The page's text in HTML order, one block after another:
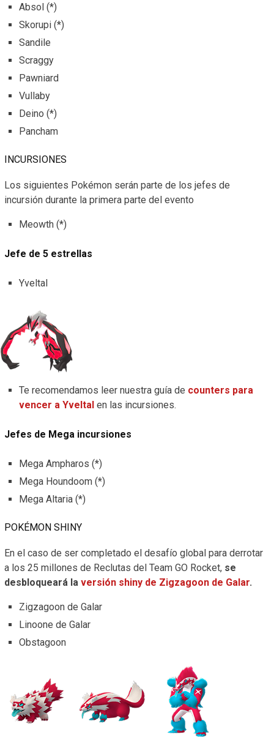
Absol (*)
Skorupi (*)
Sandile
Scraggy
Pawniard
Vullaby
Deino (*)
Pancham
INCURSIONES
Los siguientes Pokémon serán parte de los jefes de
incursión durante la primera parte del evento
Meowth (*)
Jefe de 5 estrellas
Yveltal
Te recomendamos leer nuestra guía de counters para
vencer a Yveltal en las incursiones.
Jefes de Mega incursiones
Mega Ampharos (*)
Mega Houndoom (*)
Mega Altaria (*)
POKÉMON SHINY
En el caso de ser completado el desafío global para derrotar
a los 25 millones de Reclutas del Team GO Rocket, se
desbloqueará la versión shiny de Zigzagoon de Galar.
Zigzagoon de Galar
Linoone de Galar
Obstagoon